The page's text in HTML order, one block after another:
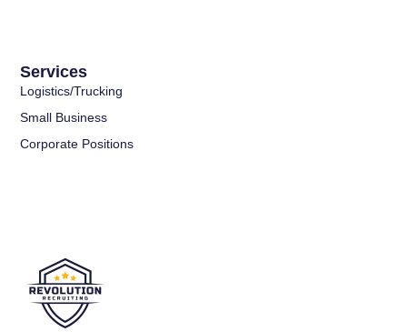
Services
Logistics/Trucking
Small Business
Corporate Positions